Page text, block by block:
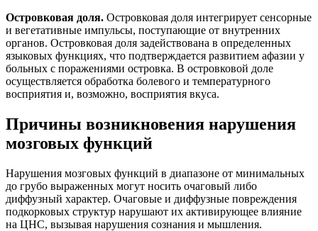
Островковая доля. Островковая доля интегрирует сенсорные
и вегетативные импульсы, поступающие от внутренних
органов. Островковая доля задействована в определенных
языковых функциях, что подтверждается развитием афазии у
больных с поражениями островка. В островковой доле
осуществляется обработка болевого и температурного
восприятия и, возможно, восприятия вкуса.
Причины возникновения нарушения
мозговых функций
Нарушения мозговых функций в диапазоне от минимальных
до грубо выраженных могут носить очаговый либо
диффузный характер. Очаговые и диффузные повреждения
подкорковых структур нарушают их активирующее влияние
на ЦНС, вызывая нарушения сознания и мышления.